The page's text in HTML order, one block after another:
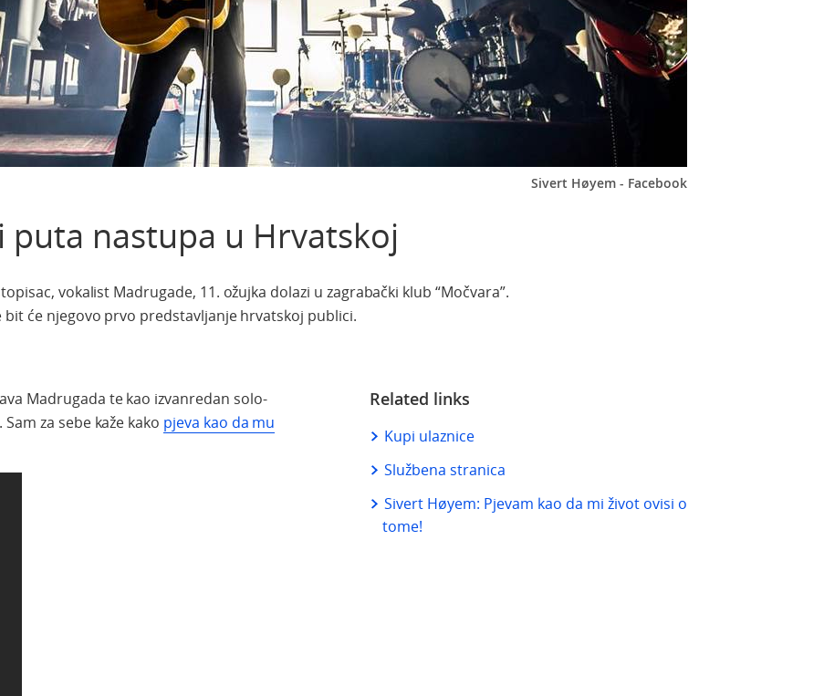
Sivert Høyem - Facebook
puta nastupa u Hrvatskoj
vokalist Madrugade, 11. ožujka dolazi u zagrabački klub “Močvara”.
će njegovo prvo predstavljanje hrvatskoj publici.
Madrugada te kao izvanredan solo-
. Sam za sebe kaže kako pjeva kao da mu
Related links
Kupi ulaznice
Službena stranica
Sivert Høyem: Pjevam kao da mi život ovisi o
tome!